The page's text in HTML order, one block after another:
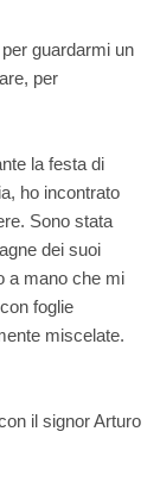
guardarmi un
per
la festa di
ho incontrato
Sono stata
dei suoi
a mano che mi
foglie
miscelate.
il signor Arturo